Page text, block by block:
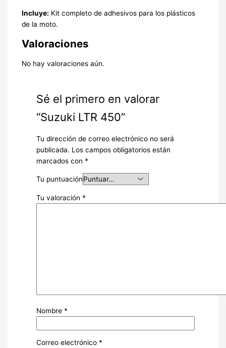
Incluye: Kit completo de adhesivos para los plásticos
de la moto.
Valoraciones
No hay valoraciones aún.
Sé el primero en valorar
“Suzuki LTR 450”
Tu dirección de correo electrónico no será
publicada. Los campos obligatorios están
marcados con *
Tu puntuación
Tu valoración *
Nombre *
Correo electrónico *